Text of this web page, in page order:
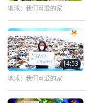
门的衣服，看起来
然，真的，你不需
洗。你只需要基本
地球：我们可爱的家
14:53
地球：我们可爱的家